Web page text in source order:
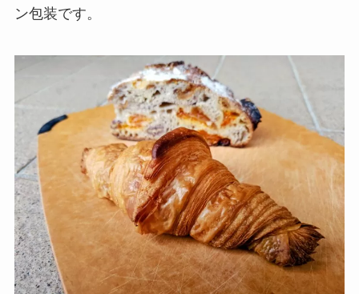
ン包装です。